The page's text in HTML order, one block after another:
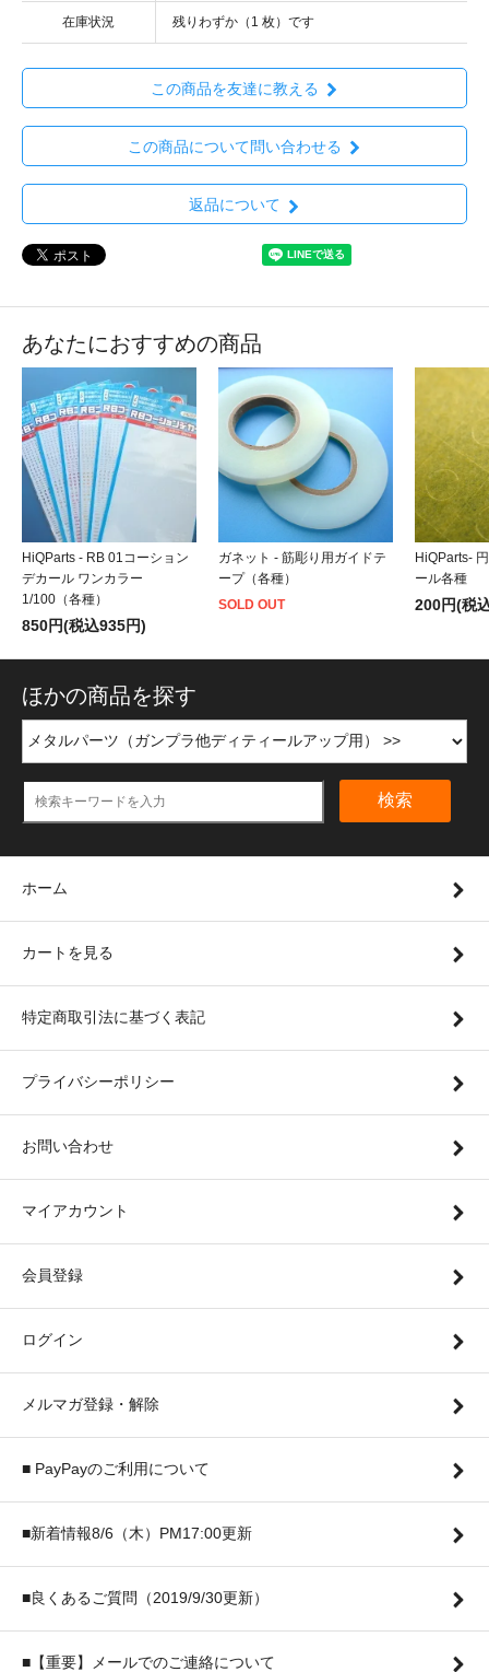
在庫状況 残りわずか（1 枚）です
この商品を友達に教える
この商品について問い合わせる
返品について
あなたにおすすめの商品
HiQParts - RB 01コーション
デカール ワンカラー
1/100（各種）
850円(税込935円)
ガネット - 筋彫り用ガイドテ
ープ（各種）
SOLD OUT
HiQParts-
ール各種
200円(税
ほかの商品を探す
検索
ホーム
カートを見る
特定商取引法に基づく表記
プライバシーポリシー
お問い合わせ
マイアカウント
会員登録
ログイン
メルマガ登録・解除
■ PayPayのご利用について
■新着情報8/6（木）PM17:00更新
■良くあるご質問（2019/9/30更新）
■【重要】メールでのご連絡について